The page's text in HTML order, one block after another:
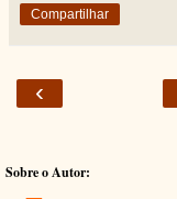
Compartilhar
‹
Sobre o Autor: